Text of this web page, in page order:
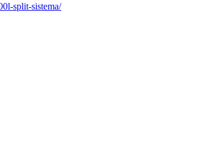
split-sistema/